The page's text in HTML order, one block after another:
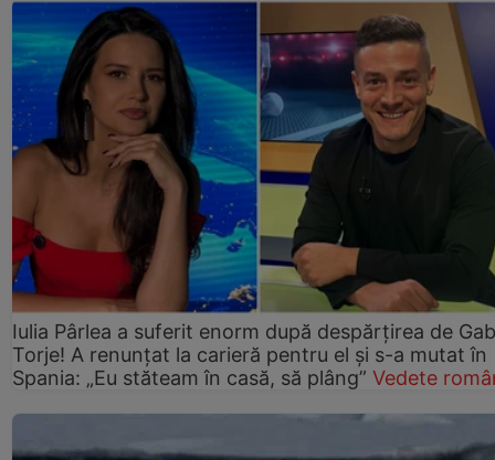
Iulia Pârlea a suferit enorm după despărțirea de
Torje! A renunțat la carieră pentru el și s-a mutat în
Spania: „Eu stăteam în casă, să plâng” Vedete